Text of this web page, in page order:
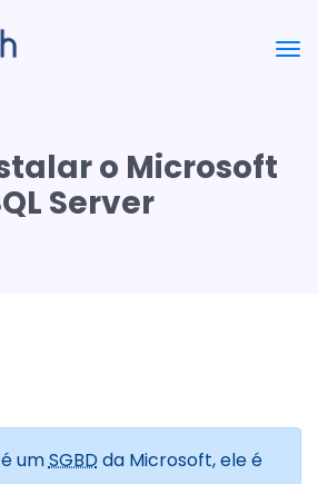
o Microsoft
Server
é umSGBD da Microsoft, ele é